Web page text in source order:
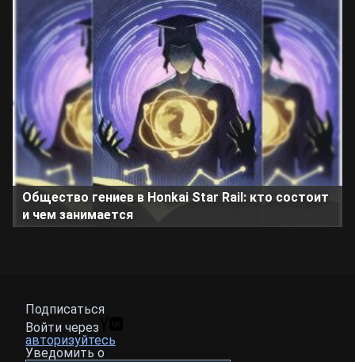
Общество гениев в Honkai Star Rail: кто состоит
и чем занимается
Подписаться
Войти через
авторизуйтесь
Уведомить о